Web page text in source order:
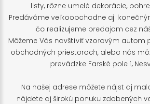
listy, rôzne umelé dekorácie,
Predáváme veľkoobchodne aj
čo realizujeme predajom cez
Môžeme Vás navštíviť vzorovým autom
obchodných priestoroch, alebo nás
prevádzke Farské pole 1,
Na našej adrese môžete nájst aj
nájdete aj širokú ponuku zdobených